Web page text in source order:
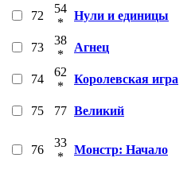
72
54
*
Нули и единицы
73
38
*
Агнец
74
62
*
Королевская игра
75 77 Великий
76
33
*
Монстр: Начало